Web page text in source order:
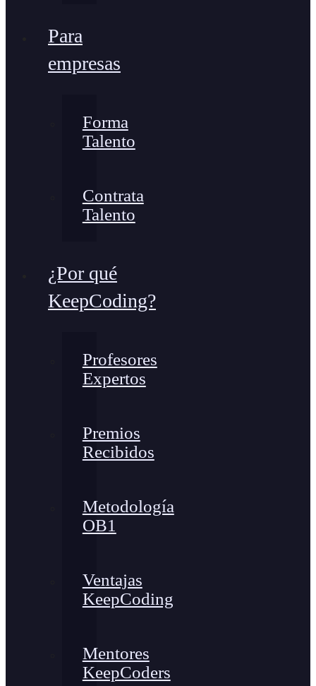
Para
empresas
Forma
Talento
Contrata
Talento
¿Por qué
KeepCoding?
Profesores
Expertos
Premios
Recibidos
Metodología
OB1
Ventajas
KeepCoding
Mentores
KeepCoders